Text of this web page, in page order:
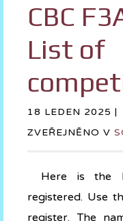
CBC
List of
18 LEDEN 2025 |
ZVEŘEJNĚNO V
Here is the
registered. Use
register. The